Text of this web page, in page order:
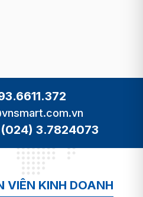
(024) 3.7824073
VIÊN KINH DOANH